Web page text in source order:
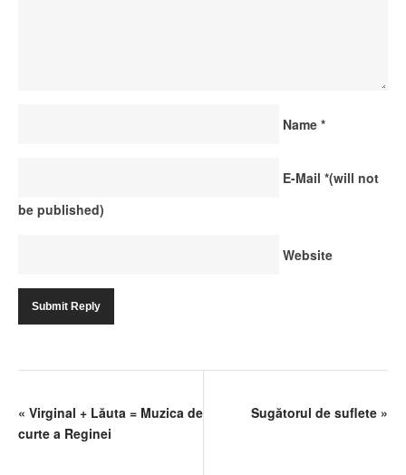
Name *
E-Mail *(will not
be published)
Website
« Virginal + Lăuta = Muzica de
curte a Reginei
Sugătorul de suflete »